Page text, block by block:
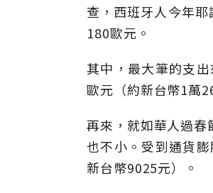
查，西班牙人今年
180歐元。
其中，最大筆的支
歐元（約新台幣1萬
再來，就如華人過
也不小。受到通貨
新台幣9025元）。